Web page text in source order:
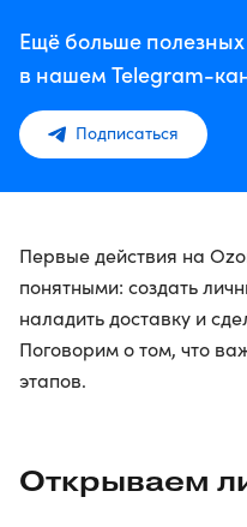
Ещё больше
в нашем Telegram-
Подписаться
Первые действия на
понятными: создать
наладить доставку и
Поговорим о том, что
этапов.
Открываем